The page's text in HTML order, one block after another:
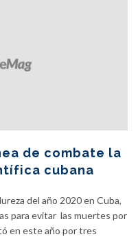
de combate la
cubana
del año 2020 en Cuba,
para evitar las muertes por
en este año por tres